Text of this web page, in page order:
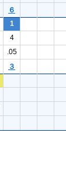
６
1
4
.05
３